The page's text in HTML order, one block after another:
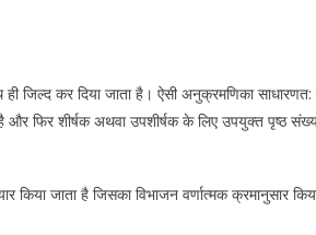
कर दिया जाता है। ऐसी अनुक्रमणिका
और फिर शीर्षक अथवा उपशीर्षक के लिए उपयुक्त पृष्ठ
जाता है जिसका विभाजन वर्णात्मक क्रमानुसार